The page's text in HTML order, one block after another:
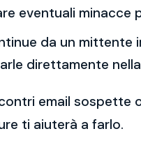
eventuali minacce
da un
direttamente
email
ti aiuterà a farlo.